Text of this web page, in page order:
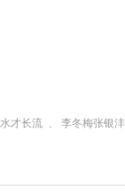
才长流 李冬梅张银沣